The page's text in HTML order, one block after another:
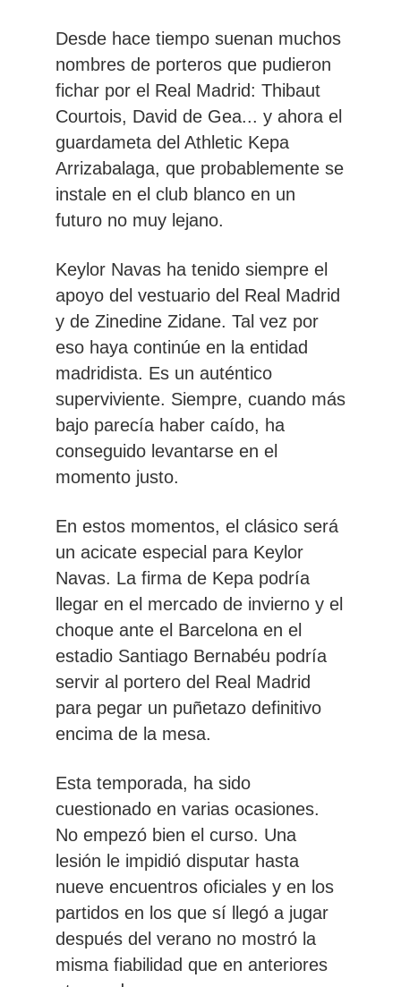
Desde hace tiempo suenan muchos
nombres de porteros que pudieron
fichar por el Real Madrid: Thibaut
Courtois, David de Gea... y ahora el
guardameta del Athletic Kepa
Arrizabalaga, que probablemente se
instale en el club blanco en un
futuro no muy lejano.
Keylor Navas ha tenido siempre el
apoyo del vestuario del Real Madrid
y de Zinedine Zidane. Tal vez por
eso haya continúe en la entidad
madridista. Es un auténtico
superviviente. Siempre, cuando más
bajo parecía haber caído, ha
conseguido levantarse en el
momento justo.
En estos momentos, el clásico será
un acicate especial para Keylor
Navas. La firma de Kepa podría
llegar en el mercado de invierno y el
choque ante el Barcelona en el
estadio Santiago Bernabéu podría
servir al portero del Real Madrid
para pegar un puñetazo definitivo
encima de la mesa.
Esta temporada, ha sido
cuestionado en varias ocasiones.
No empezó bien el curso. Una
lesión le impidió disputar hasta
nueve encuentros oficiales y en los
partidos en los que sí llegó a jugar
después del verano no mostró la
misma fiabilidad que en anteriores